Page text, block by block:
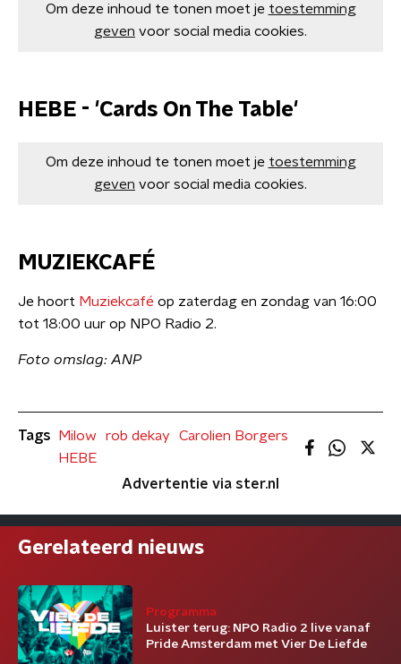
Om deze inhoud te tonen moet je toestemming
geven voor social media cookies.
HEBE - 'Cards On The Table'
Om deze inhoud te tonen moet je toestemming
geven voor social media cookies.
MUZIEKCAFÉ
Je hoort Muziekcafé op zaterdag en zondag van 16:00
tot 18:00 uur op NPO Radio 2.
Foto omslag: ANP
Tags Milow rob dekay
Carolien Borgers
HEBE
Advertentie via ster.nl
Gerelateerd nieuws
Programma
Luister terug: NPO Radio 2 live vanaf
Pride Amsterdam met Vier De Liefde